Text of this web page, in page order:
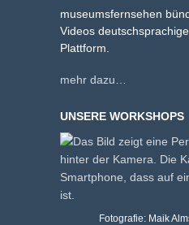
museumsfernsehen
Videos
Plattform.
mehr dazu…
UNSERE WORKSHOPS
Fotografie: Maik